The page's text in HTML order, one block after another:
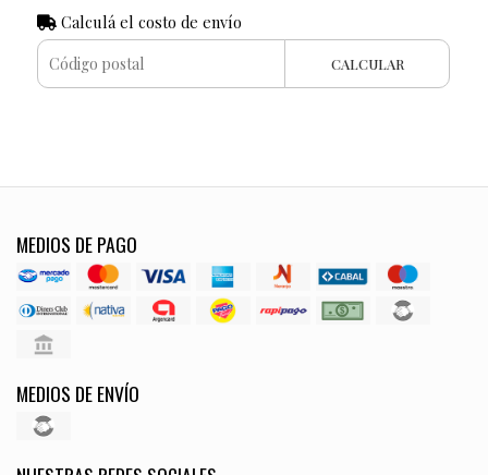
Calculá el costo de envío
CALCULAR
MEDIOS DE PAGO
MEDIOS DE ENVÍO